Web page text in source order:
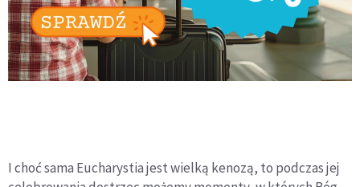
I choć sama Eucharystia jest wielką kenozą, to podczas jej